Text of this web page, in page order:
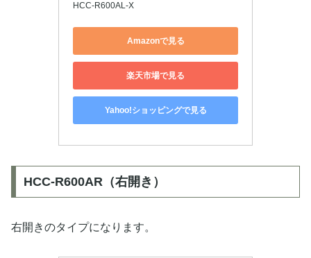
HCC-R600AL-X
Amazonで見る
楽天市場で見る
Yahoo!ショッピングで見る
HCC-R600AR（右開き）
右開きのタイプになります。